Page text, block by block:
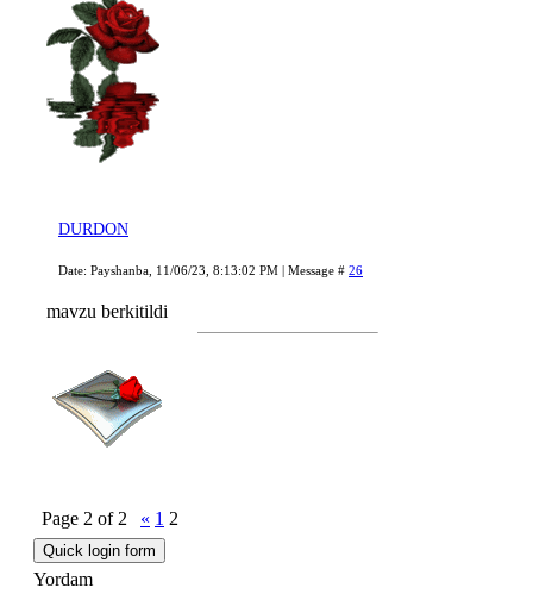
DURDON
Date: Payshanba, 11/06/23, 8:13:02 PM | Message # 26
mavzu berkitildi
Page 2 of 2 « 1 2
Yordam